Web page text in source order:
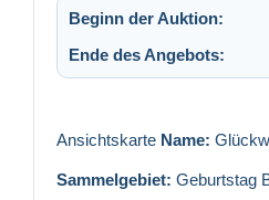
Beginn der Auktion:
Ende des Angebots:
Ansichtskarte Name:
Sammelgebiet: Geburtstag